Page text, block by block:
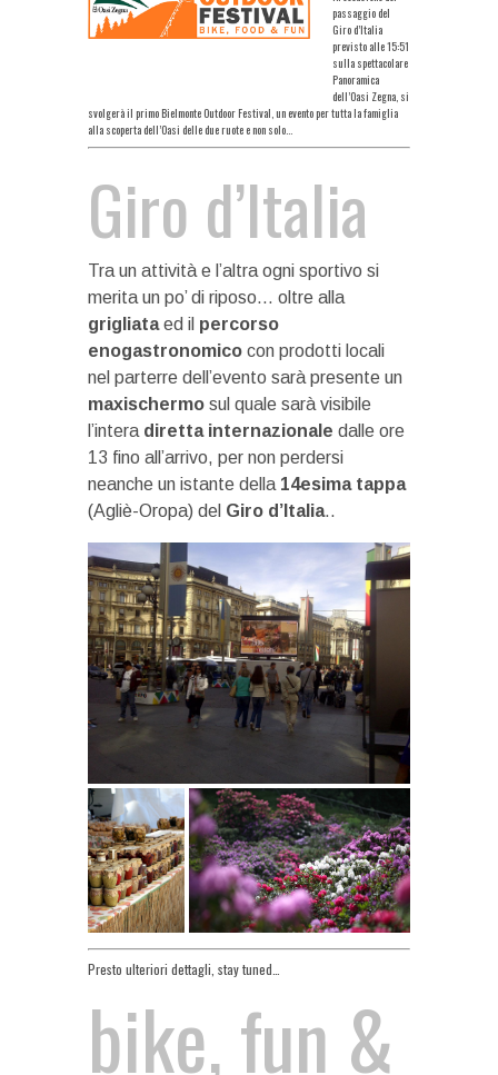
passaggio del
Giro d’Italia
previsto alle 15:51
sulla spettacolare
Panoramica
dell’Oasi Zegna, si
svolgerà il primo Bielmonte Outdoor Festival, un evento per tutta la famiglia
alla scoperta dell’Oasi delle due ruote e non solo…
Giro d’Italia
Tra un attività e l’altra ogni sportivo si
merita un po’ di riposo… oltre alla
grigliataed il percorso
enogastronomico con prodotti locali
nel parterre dell’evento sarà presente un
maxischermo sul quale sarà visibile
l’intera diretta internazionale dalle ore
13 fino all’arrivo, per non perdersi
neanche un istante della 14esima tappa
(Agliè-Oropa) del Giro d’Italia..
Presto ulteriori dettagli, stay tuned…
bike, fun &